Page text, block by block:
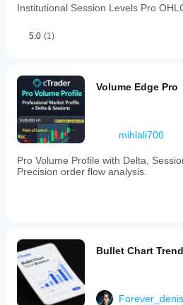
التصور
فلتر
متطلبات
البيانات
أعمدة السعر فقط
الحجم
بيانات التيك
Institutional Session Levels Pro
5.0 (1)
Volume Edge Pro
mihlali700
Pro Volume Profile with Delta,
Precision order flow analysis.
Bullet Chart Trend